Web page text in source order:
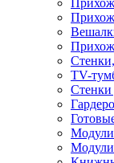
TV-
Стенки
Модули